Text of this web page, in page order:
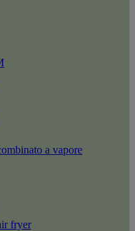
a vapore
fryer